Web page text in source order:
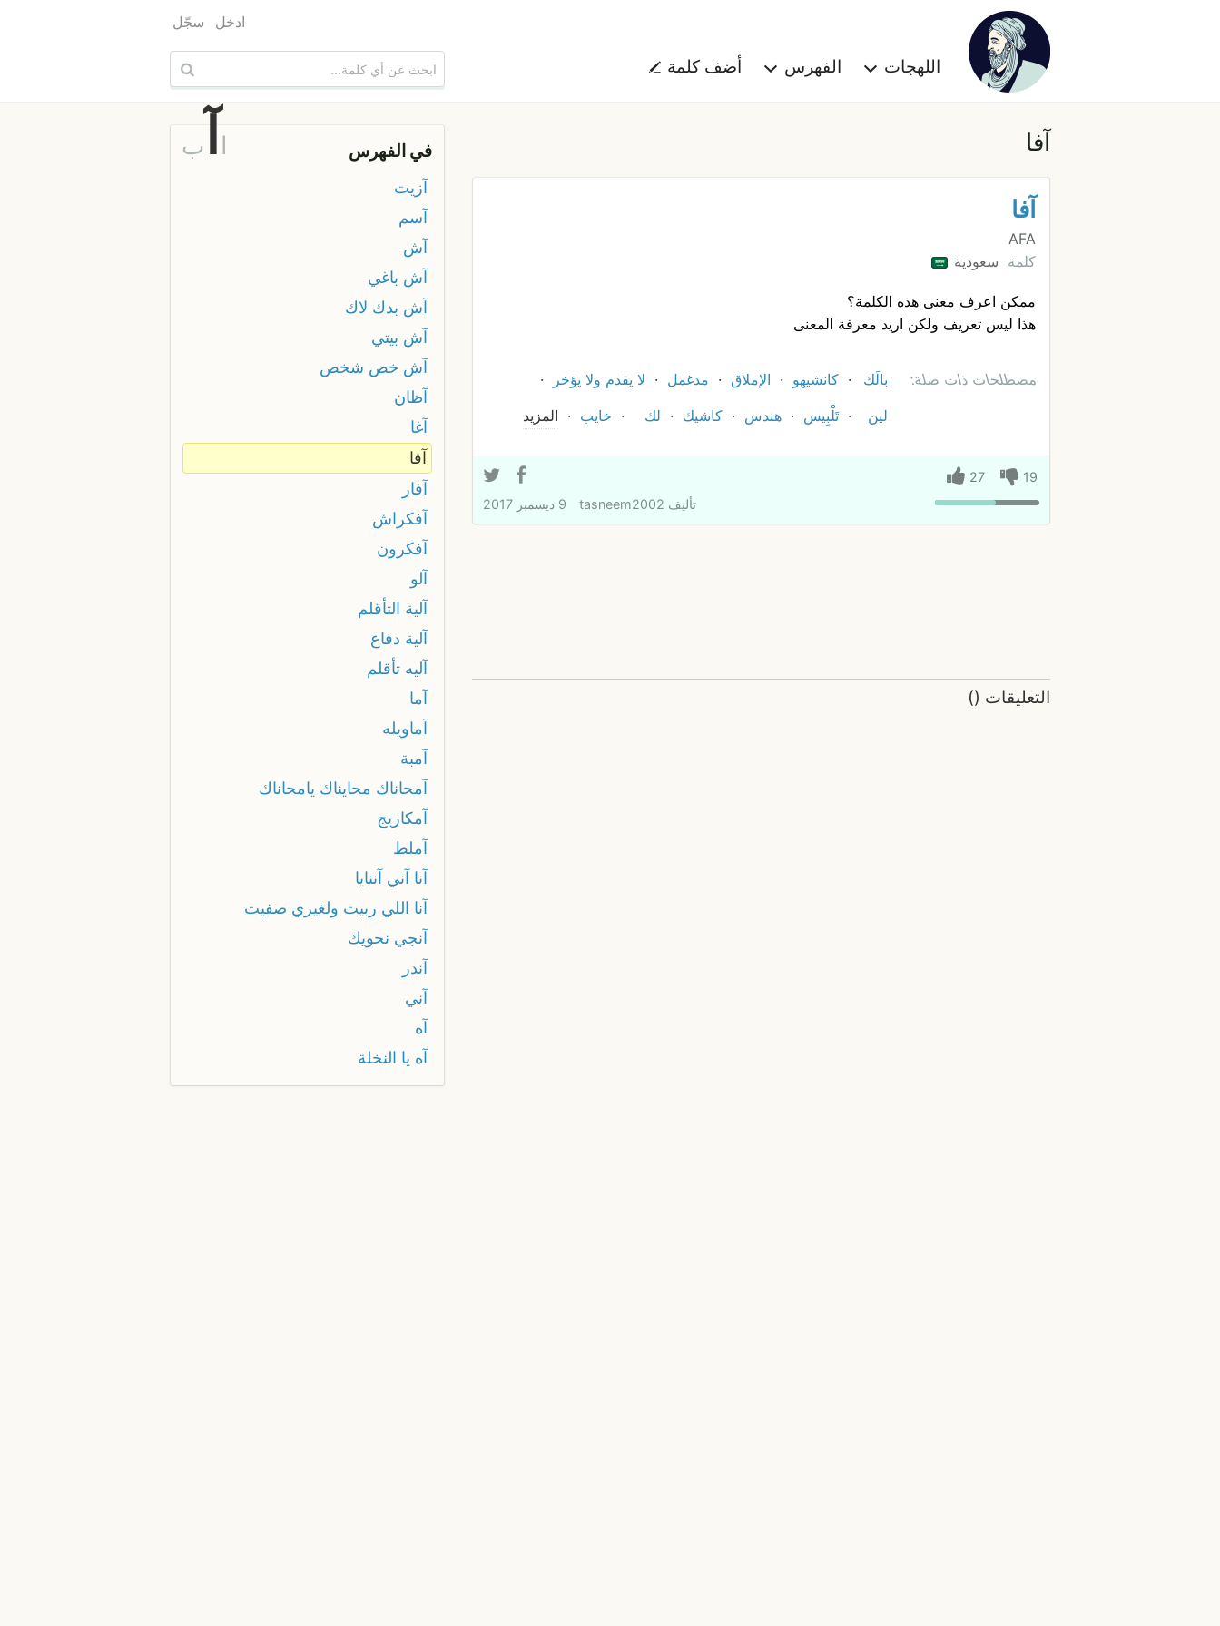
اللهجات الفهرس أضف كلمة
ادخل سجّل
آفا
آفا
AFA
كلمة سعودية
ممكن اعرف معنى هذه الكلمة؟
هذا ليس تعريف ولكن اريد معرفة المعنى
مصطلحات ذات صلة: بالَك كانشيهو الإملاق مدغمل
لا يقدم ولا يؤخر
لين
تَلْبِيس هندس كاشيك لك خايب المزيد
19
27
تأليف tasneem2002 9 ديسمبر 2017
التعليقات (
)
في الفهرس ا ب
آزيت
آسم
آش
آش باغي
آش بدك لاك
آش بيتي
آش خص شخص
آظان
آغا
آفا
آفار
آفكراش
آفكرون
آلو
آلية التأقلم
آلية دفاع
آليه تأقلم
آما
آماويله
آمبة
آمحاناك محايناك يامحاناك
آمكاريج
آملط
آنا آني آننايا
آنا اللي ربيت ولغيري صفيت
آنجي نحويك
آندر
آني
آه
آه يا النخلة